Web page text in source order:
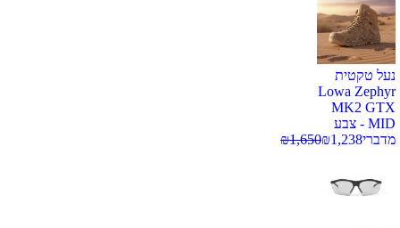
נעל טקטית
Lowa Zephyr
MK2 GTX
MID - צבע
מדברי
₪1,238
₪1,650